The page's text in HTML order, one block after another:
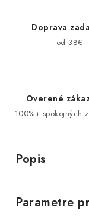
Doprava
od 38€
Overené
100%+ spokojných
Popis
Parametre